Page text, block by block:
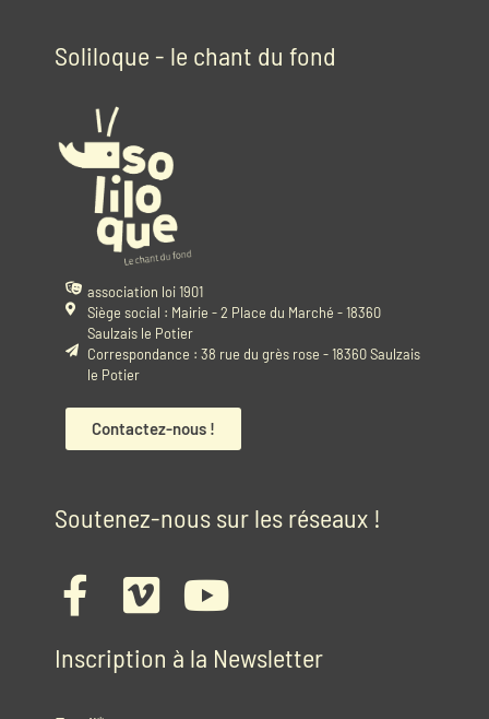
Soliloque - le chant du fond
association loi 1901
Siège social : Mairie - 2 Place du Marché - 18360
Saulzais le Potier
Correspondance : 38 rue du grès rose - 18360 Saulzais
le Potier
Contactez-nous !
Soutenez-nous sur les réseaux !
Inscription à la Newsletter